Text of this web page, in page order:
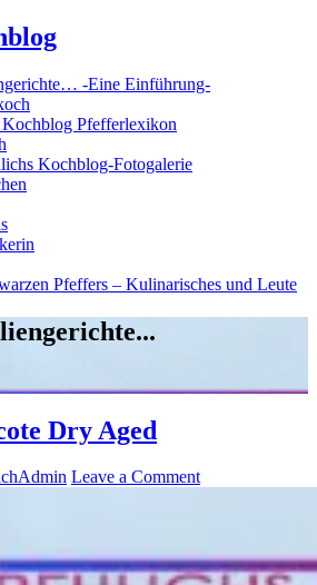
-Eine Einführung-
Pfefferlexikon
Kochblog-Fotogalerie
Pfeffers – Kulinarisches und Leute
Dry Aged
Leave a Comment